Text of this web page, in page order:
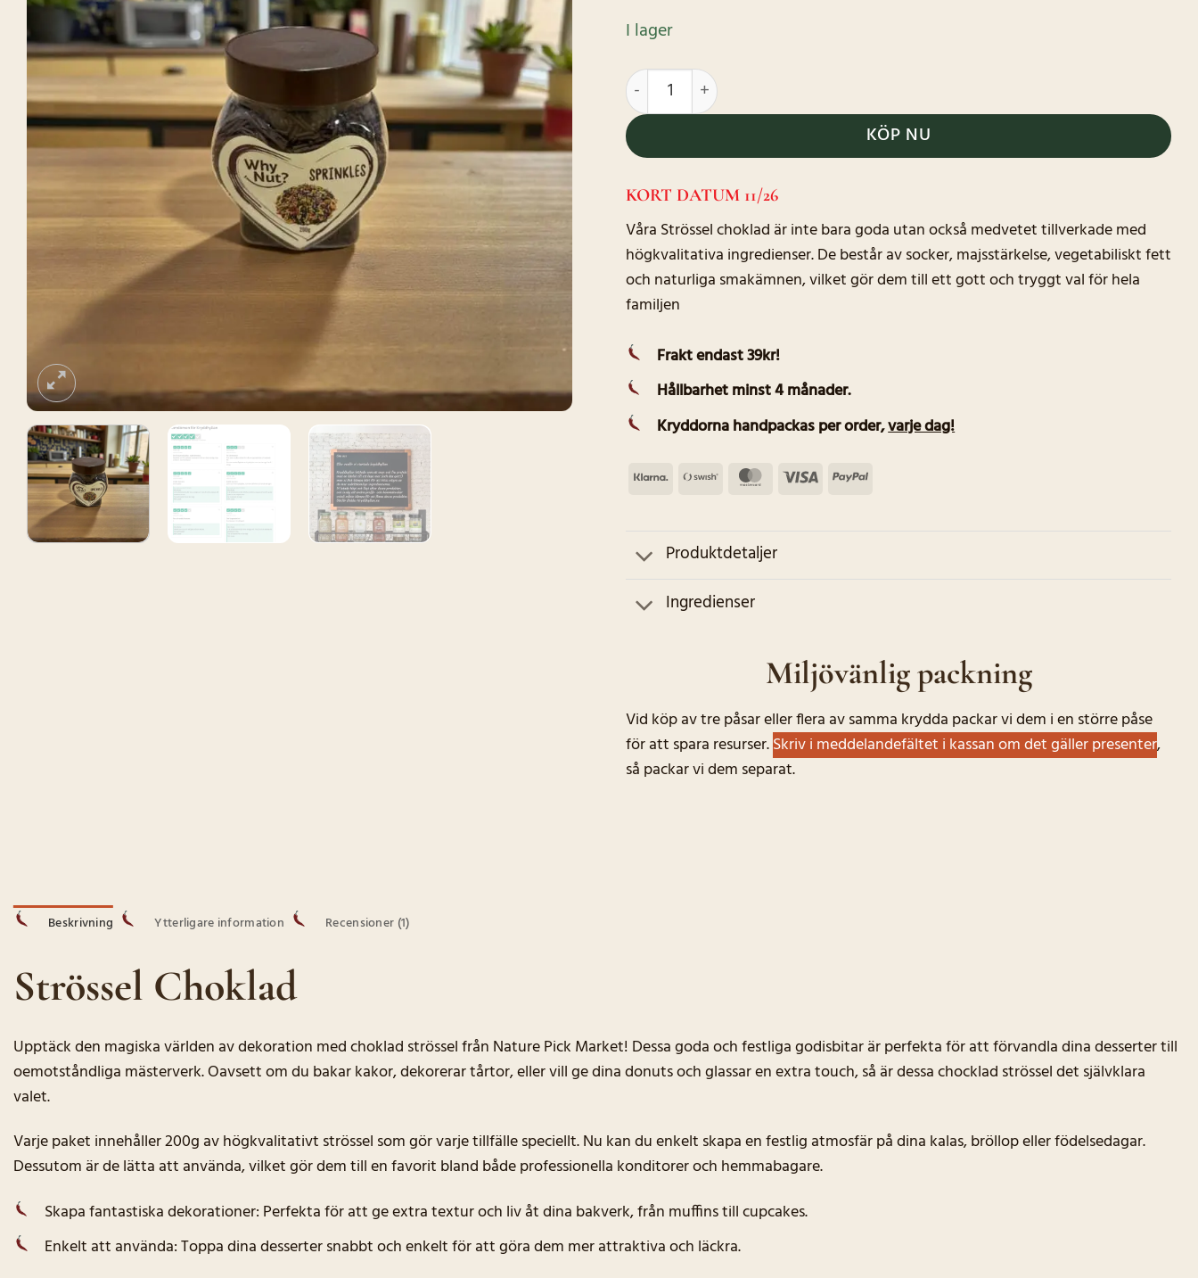
I lager
Strössel Choklad mängd
KÖP NU
KORT DATUM 11/26
Våra Strössel choklad är inte bara goda utan också medvetet tillverkade med
högkvalitativa ingredienser. De består av socker, majsstärkelse, vegetabiliskt fett
och naturliga smakämnen, vilket gör dem till ett gott och tryggt val för hela
familjen
Frakt endast 39kr!
Hållbarhet minst 4 månader.
Kryddorna handpackas per order,varje dag!
Klarna Swish
MasterCard
Visa PayPal
Produktdetaljer
Ingredienser
Miljövänlig packning
Vid köp av tre påsar eller flera av samma krydda packar vi dem i en större påse
för att spara resurser.Skriv i meddelandefältet i kassan om det gäller presenter,
så packar vi dem separat.
Beskrivning Ytterligare information Recensioner (1)
Strössel Choklad
Upptäck den magiska världen av dekoration med choklad strössel från Nature Pick Market! Dessa goda och festliga godisbitar är perfekta för att förvandla dina desserter till
oemotståndliga mästerverk. Oavsett om du bakar kakor, dekorerar tårtor, eller vill ge dina donuts och glassar en extra touch, så är dessa chocklad strössel det självklara
valet.
Varje paket innehåller 200g av högkvalitativt strössel som gör varje tillfälle speciellt. Nu kan du enkelt skapa en festlig atmosfär på dina kalas, bröllop eller födelsedagar.
Dessutom är de lätta att använda, vilket gör dem till en favorit bland både professionella konditorer och hemmabagare.
Skapa fantastiska dekorationer: Perfekta för att ge extra textur och liv åt dina bakverk, från muffins till cupcakes.
Enkelt att använda: Toppa dina desserter snabbt och enkelt för att göra dem mer attraktiva och läckra.